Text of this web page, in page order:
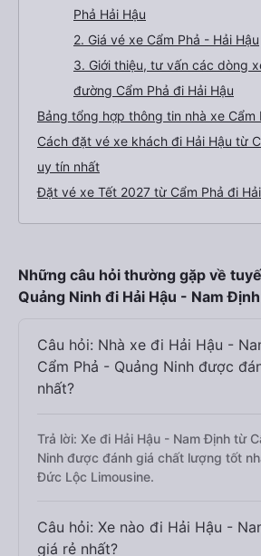
Phả Hải Hậu
2. Giá vé xe Cẩm Phả - Hải Hậu
3. Giới thiệu, tư vấn các dòng
đường Cẩm Phả đi Hải Hậu
Bảng tổng hợp thông tin nhà xe Cẩm
Cách đặt vé xe khách đi Hải Hậu từ
uy tín nhất
Đặt vé xe Tết 2027 từ Cẩm Phả đi
Những câu hỏi thường gặp về
Quảng Ninh đi Hải Hậu - Nam Định
Câu hỏi: Nhà xe đi Hải Hậu -
Cẩm Phả - Quảng Ninh được
nhất?
Trả lời: Xe đi Hải Hậu - Nam Định từ
Ninh được đánh giá chất lượng tốt
Đức Lộc Limousine.
Câu hỏi: Xe nào đi Hải Hậu -
giá rẻ nhất?